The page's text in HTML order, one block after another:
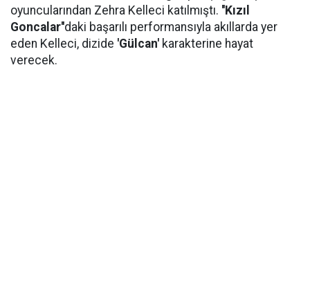
oyuncularından Zehra Kelleci katılmıştı. ''Kızıl
Goncalar''daki başarılı performansıyla akıllarda yer
eden Kelleci, dizide 'Gülcan' karakterine hayat
verecek.